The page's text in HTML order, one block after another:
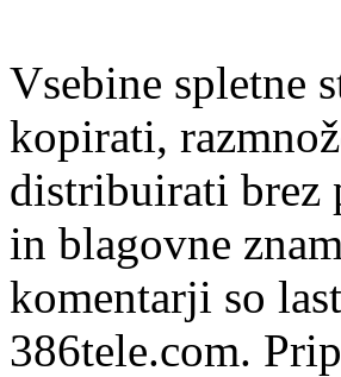
Vsebine spletne
kopirati,
distribuirati brez
in blagovne
komentarji so
386tele.com.